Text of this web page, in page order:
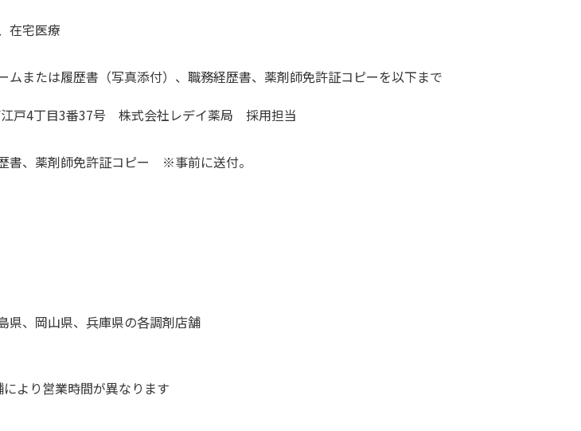
在宅医療
ムまたは履歴書（写真添付）、職務経歴書、薬剤師免許証コピーを以下まで
戸4丁目3番37号 株式会社レデイ薬局 採用担当
書、薬剤師免許証コピー ※事前に送付。
県、岡山県、兵庫県の各調剤店舗
より営業時間が異なります